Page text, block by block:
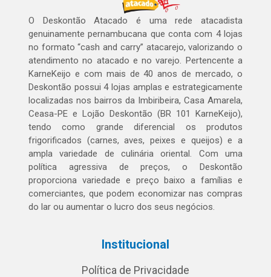
O Deskontão Atacado é uma rede atacadista
genuinamente pernambucana que conta com 4 lojas
no formato “cash and carry” atacarejo, valorizando o
atendimento no atacado e no varejo. Pertencente a
KarneKeijo e com mais de 40 anos de mercado, o
Deskontão possui 4 lojas amplas e estrategicamente
localizadas nos bairros da Imbiribeira, Casa Amarela,
Ceasa-PE e Lojão Deskontão (BR 101 KarneKeijo),
tendo como grande diferencial os produtos
frigorificados (carnes, aves, peixes e queijos) e a
ampla variedade de culinária oriental. Com uma
política agressiva de preços, o Deskontão
proporciona variedade e preço baixo a famílias e
comerciantes, que podem economizar nas compras
do lar ou aumentar o lucro dos seus negócios.
Institucional
Política de Privacidade